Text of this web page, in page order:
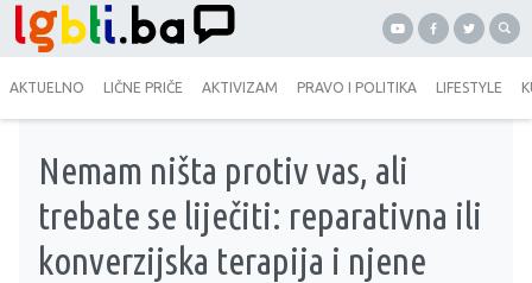
AKTUELNO LIČNE PRIČE AKTIVIZAM PRAVO I POLITIKA LIFESTYLE
Nemam ništa protiv vas, ali
trebate se liječiti: reparativna ili
konverzijska terapija i njene